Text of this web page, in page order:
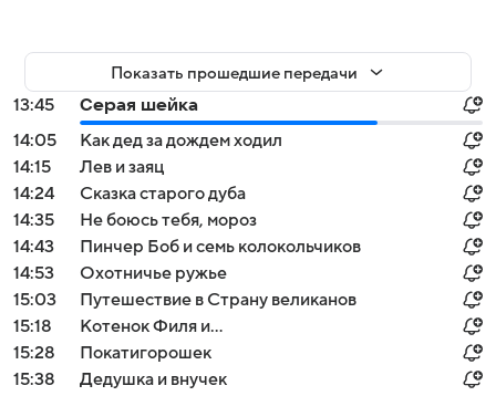
Показать прошедшие передачи
13:45
Серая шейка
14:05
Как дед за дождем ходил
14:15
Лев и заяц
14:24
Сказка старого дуба
14:35
Не боюсь тебя, мороз
14:43
Пинчер Боб и семь колокольчиков
14:53
Охотничье ружье
15:03
Путешествие в Страну великанов
15:18
Котенок Филя и…
15:28
Покатигорошек
15:38
Дедушкa и внучек